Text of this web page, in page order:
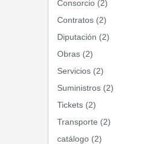
Consorcio (2)
Contratos (2)
Diputación (2)
Obras (2)
Servicios (2)
Suministros (2)
Tickets (2)
Transporte (2)
catálogo (2)